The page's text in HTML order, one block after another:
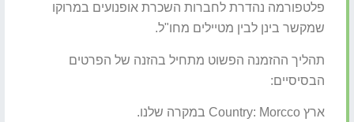
פלטפורמה נהדרת לחברות השכרת אופנועים במרוקו
שמקשר בינן לבין מטיילים מחו"ל.
תהליך ההזמנה הפשוט מתחיל בהזנה של הפרטים
הבסיסיים:
ארץ Country: Morcco במקרה שלנו.